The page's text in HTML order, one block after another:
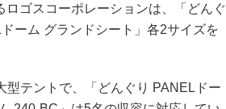
ゴスコーポレーションは、「どんぐ
ーム グランドシート」各2サイズを
テントで、「どんぐり PANELドー